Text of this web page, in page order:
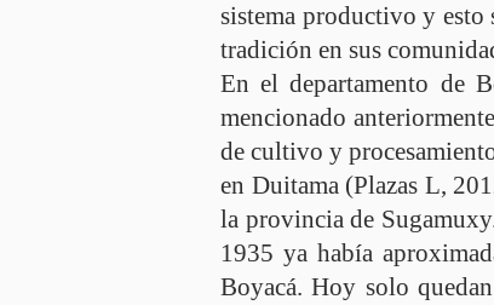
sistema productivo y esto
tradición en sus
En el departamento de
mencionado
de cultivo y
en Duitama (Plazas L,
la provincia de
1935 ya había
Boyacá. Hoy solo